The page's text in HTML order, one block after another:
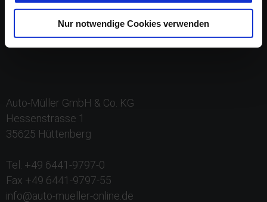
Nur notwendige Cookies verwenden
Auto-Müller GmbH & Co. KG
Hessenstrasse 1
35625 Hüttenberg
Tel. +49 6441-9797-0
Fax +49 6441-9797-55
info@auto-mueller-online.de